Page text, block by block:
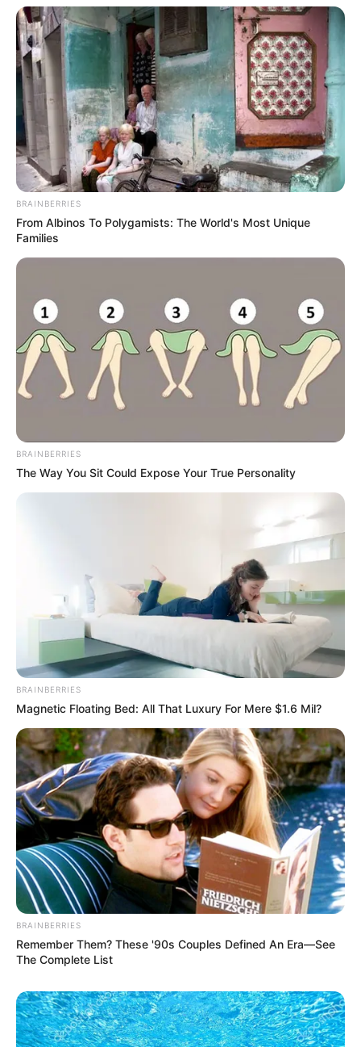
BRAINBERRIES
From Albinos To Polygamists: The World's Most Unique
Families
BRAINBERRIES
The Way You Sit Could Expose Your True Personality
BRAINBERRIES
Magnetic Floating Bed: All That Luxury For Mere $1.6 Mil?
BRAINBERRIES
Remember Them? These '90s Couples Defined An Era—See
The Complete List